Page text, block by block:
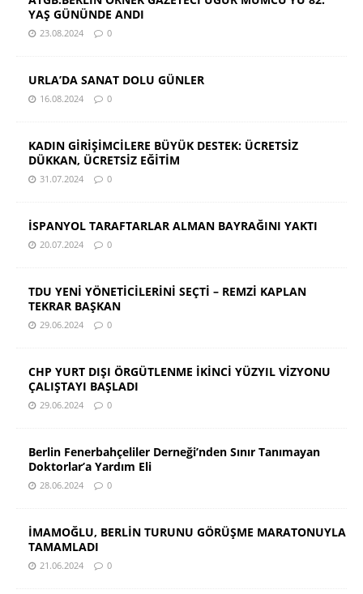
YAŞ GÜNÜNDE ANDI
23.08.2024 0
URLA’DA SANAT DOLU GÜNLER
16.08.2024 0
KADIN GİRİŞİMCİLERE BÜYÜK DESTEK: ÜCRETSİZ
DÜKKAN, ÜCRETSİZ EĞİTİM
31.07.2024 0
İSPANYOL TARAFTARLAR ALMAN BAYRAĞINI YAKTI
20.07.2024 0
TDU YENİ YÖNETİCİLERİNİ SEÇTİ – REMZİ KAPLAN
TEKRAR BAŞKAN
29.06.2024 0
CHP YURT DIŞI ÖRGÜTLENME İKİNCİ YÜZYIL VİZYONU
ÇALIŞTAYI BAŞLADI
29.06.2024 0
Berlin Fenerbahçeliler Derneği’nden Sınır Tanımayan
Doktorlar’a Yardım Eli
28.06.2024 0
İMAMOĞLU, BERLİN TURUNU GÖRÜŞME MARATONUYLA
TAMAMLADI
21.06.2024 0